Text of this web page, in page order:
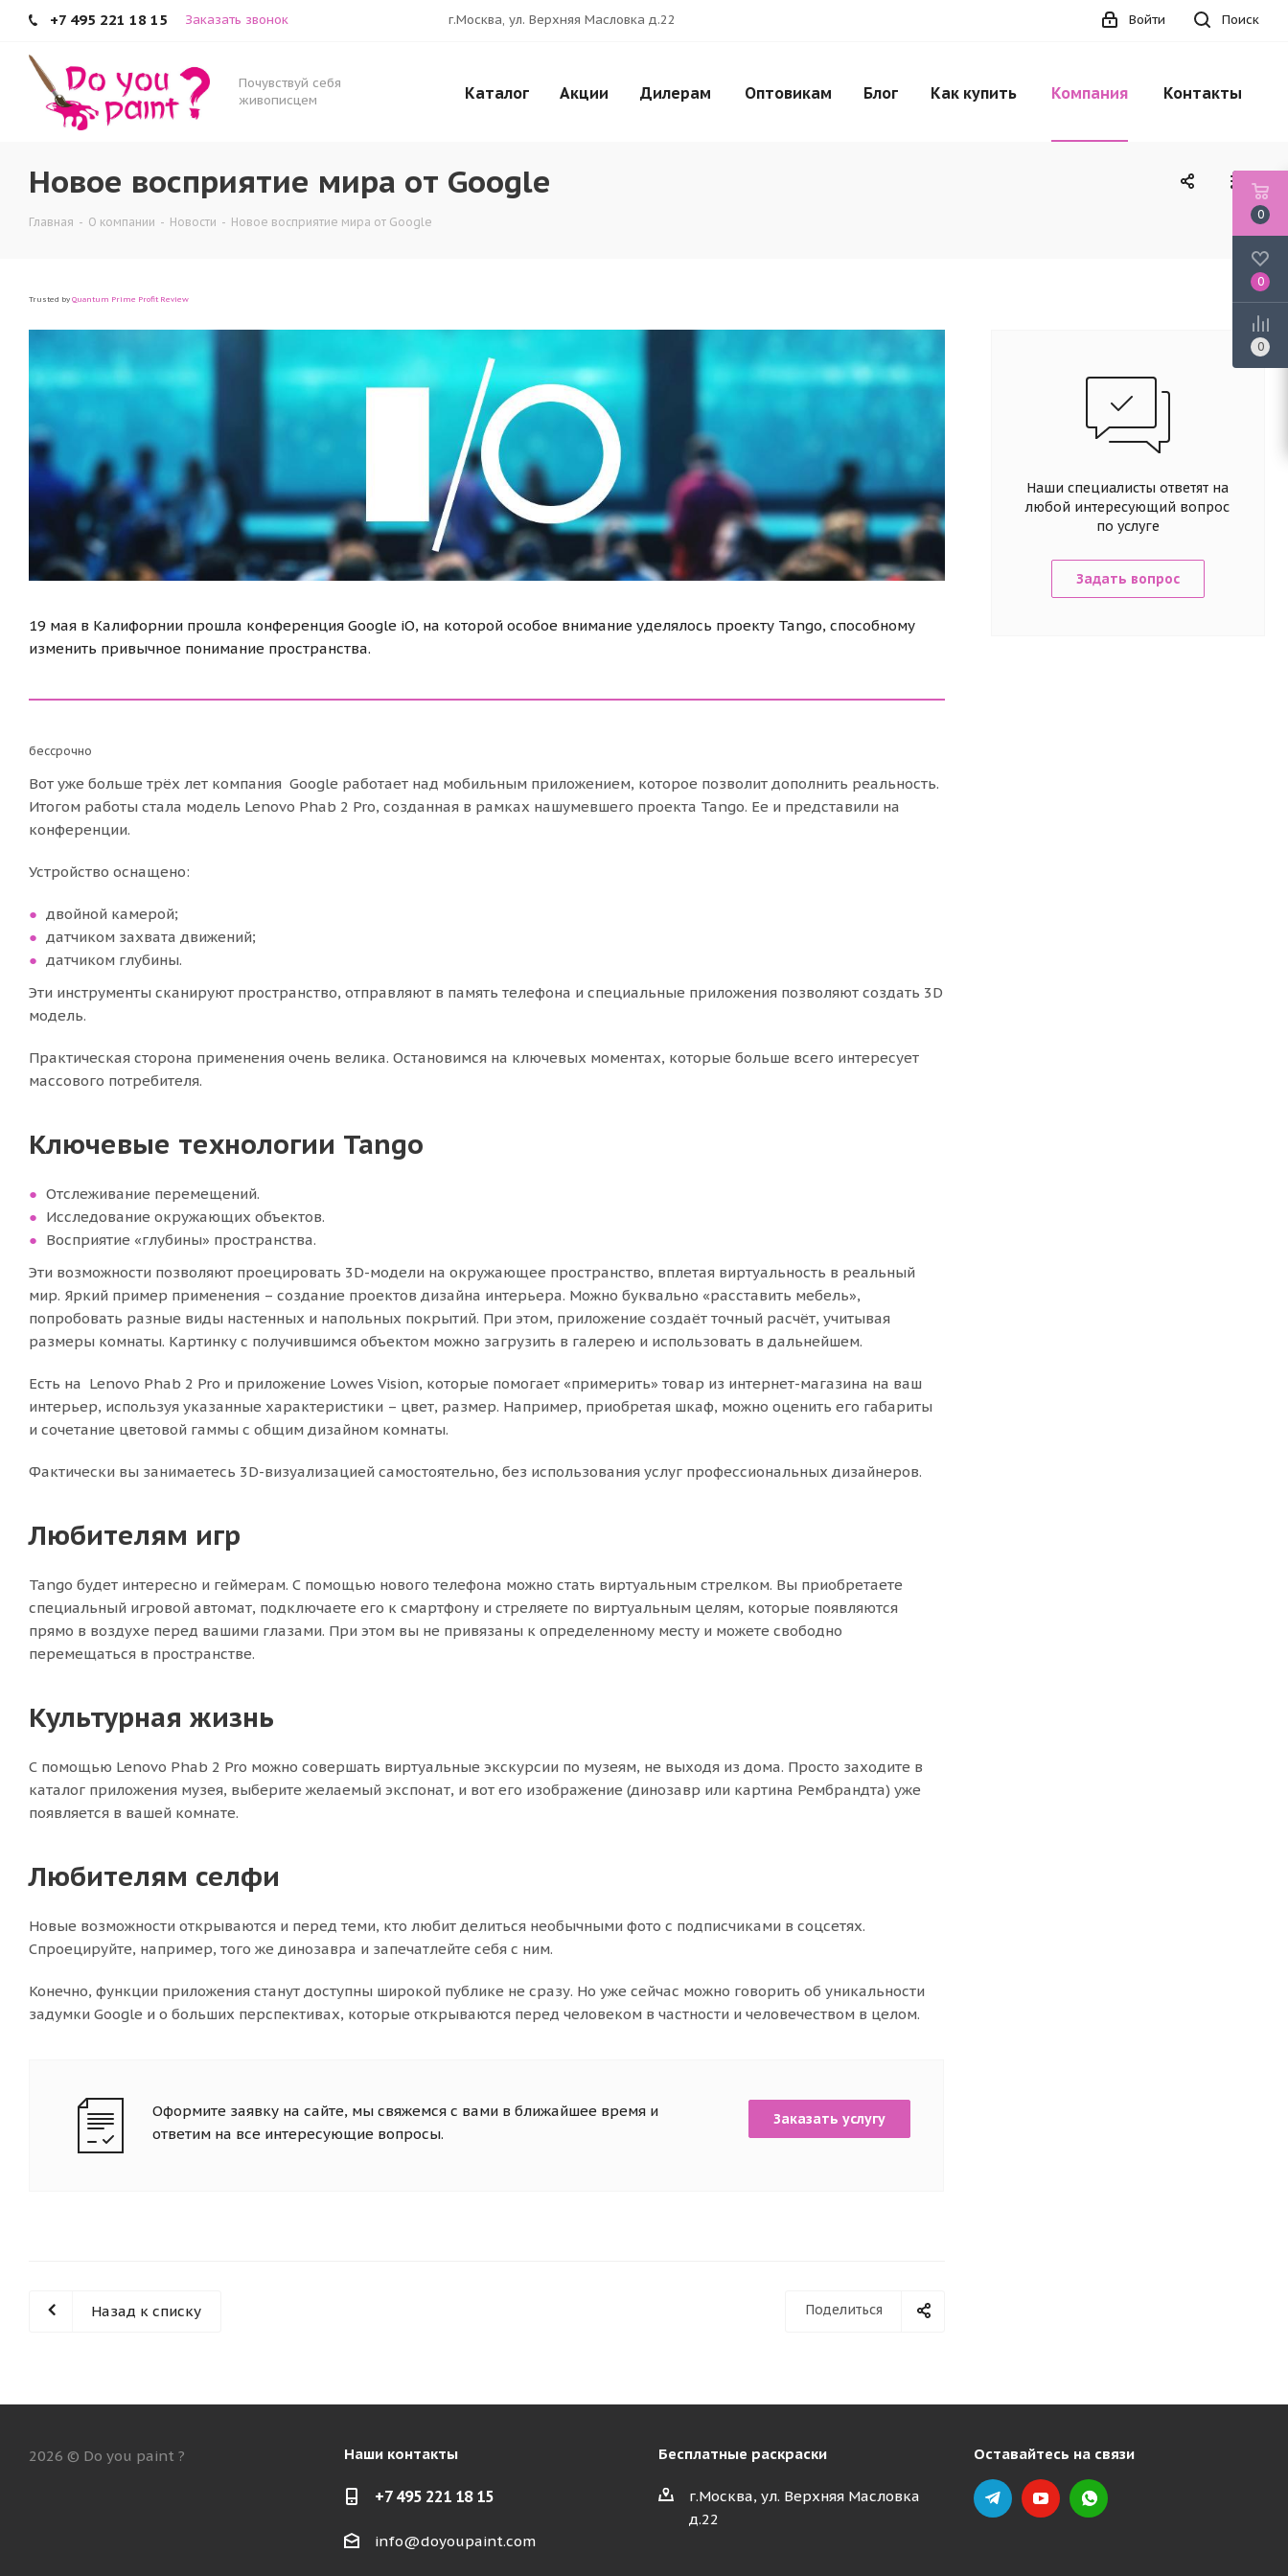
+7 495 221 18 15 Заказать звонок г.Москва, ул. Верхняя Масловка д.22 Поиск
Войти
Почувствуй себя
живописцем
Каталог Акции Дилерам Оптовикам Блог Как купить Компания Контакты
Новое восприятие мира от Google
Главная - О компании - Новости - Новое восприятие мира от Google
Trusted by Quantum Prime Profit Review
19 мая в Калифорнии прошла конференция Google iO, на которой особое внимание уделялось проекту Tango, способному
изменить привычное понимание пространства.
бессрочно
Вот уже больше трёх лет компания Google работает над мобильным приложением, которое позволит дополнить реальность.
Итогом работы стала модель Lenovo Phab 2 Pro, созданная в рамках нашумевшего проекта Tango. Ее и представили на
конференции.
Устройство оснащено:
двойной камерой;
датчиком захвата движений;
датчиком глубины.
Эти инструменты сканируют пространство, отправляют в память телефона и специальные приложения позволяют создать 3D
модель.
Практическая сторона применения очень велика. Остановимся на ключевых моментах, которые больше всего интересует
массового потребителя.
Ключевые технологии Tango
Отслеживание перемещений.
Исследование окружающих объектов.
Восприятие «глубины» пространства.
Эти возможности позволяют проецировать 3D-модели на окружающее пространство, вплетая виртуальность в реальный
мир. Яркий пример применения – создание проектов дизайна интерьера. Можно буквально «расставить мебель»,
попробовать разные виды настенных и напольных покрытий. При этом, приложение создаёт точный расчёт, учитывая
размеры комнаты. Картинку с получившимся объектом можно загрузить в галерею и использовать в дальнейшем.
Есть на Lenovo Phab 2 Pro и приложение Lowes Vision, которые помогает «примерить» товар из интернет-магазина на ваш
интерьер, используя указанные характеристики – цвет, размер. Например, приобретая шкаф, можно оценить его габариты
и сочетание цветовой гаммы с общим дизайном комнаты.
Фактически вы занимаетесь 3D-визуализацией самостоятельно, без использования услуг профессиональных дизайнеров.
Любителям игр
Tango будет интересно и геймерам. С помощью нового телефона можно стать виртуальным стрелком. Вы приобретаете
специальный игровой автомат, подключаете его к смартфону и стреляете по виртуальным целям, которые появляются
прямо в воздухе перед вашими глазами. При этом вы не привязаны к определенному месту и можете свободно
перемещаться в пространстве.
Культурная жизнь
С помощью Lenovo Phab 2 Pro можно совершать виртуальные экскурсии по музеям, не выходя из дома. Просто заходите в
каталог приложения музея, выберите желаемый экспонат, и вот его изображение (динозавр или картина Рембрандта) уже
появляется в вашей комнате.
Любителям селфи
Новые возможности открываются и перед теми, кто любит делиться необычными фото с подписчиками в соцсетях.
Спроецируйте, например, того же динозавра и запечатлейте себя с ним.
Конечно, функции приложения станут доступны широкой публике не сразу. Но уже сейчас можно говорить об уникальности
задумки Google и о больших перспективах, которые открываются перед человеком в частности и человечеством в целом.
Оформите заявку на сайте, мы свяжемся с вами в ближайшее время и
ответим на все интересующие вопросы.
Заказать услугу
Наши специалисты ответят на
любой интересующий вопрос
по услуге
Задать вопрос
Поделиться
Назад к списку
2026 © Do you paint ? Наши контакты Бесплатные раскраски
+7 495 221 18 15
info@doyoupaint.com
г.Москва, ул. Верхняя Масловка
д.22
Оставайтесь на связи
0
0
0